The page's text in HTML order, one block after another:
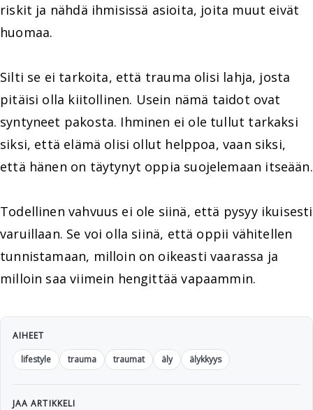
riskit ja nähdä ihmisissä asioita, joita muut eivät
huomaa.
Silti se ei tarkoita, että trauma olisi lahja, josta
pitäisi olla kiitollinen. Usein nämä taidot ovat
syntyneet pakosta. Ihminen ei ole tullut tarkaksi
siksi, että elämä olisi ollut helppoa, vaan siksi,
että hänen on täytynyt oppia suojelemaan itseään.
Todellinen vahvuus ei ole siinä, että pysyy ikuisesti
varuillaan. Se voi olla siinä, että oppii vähitellen
tunnistamaan, milloin on oikeasti vaarassa ja
milloin saa viimein hengittää vapaammin.
AIHEET
lifestyle
trauma traumat äly älykkyys
JAA ARTIKKELI